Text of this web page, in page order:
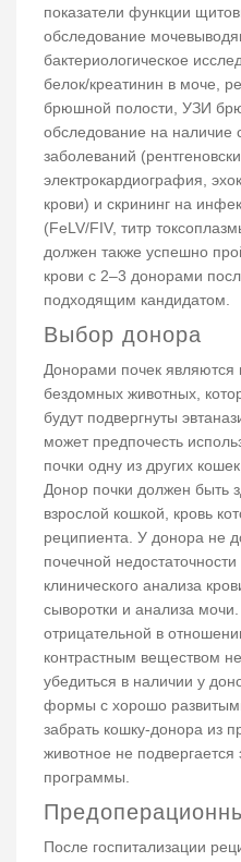
показатели функции
обследование
бактериологическое
белок/креатинин в моче,
брюшной полости, УЗИ
обследование на наличие
заболеваний
электрокардиография,
крови) и скрининг на
(FeLV/FIV, титр
должен также успешно
крови с 2–3 донорами
подходящим кандидатом.
Выбор донора
Донорами почек являются
бездомных животных,
будут подвергнуты
может предпочесть
почки одну из других
Донор почки должен быть
взрослой кошкой, кровь
реципиента. У донора не
почечной
клинического анализа
сыворотки и анализа
отрицательной в
контрастным веществом
убедиться в наличии у
формы с хорошо
забрать кошку-донора из
животное не
программы.
После госпитализации